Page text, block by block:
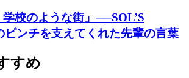
学校のような街」──SOL’S
ピンチを支えてくれた先輩の言葉
すめ